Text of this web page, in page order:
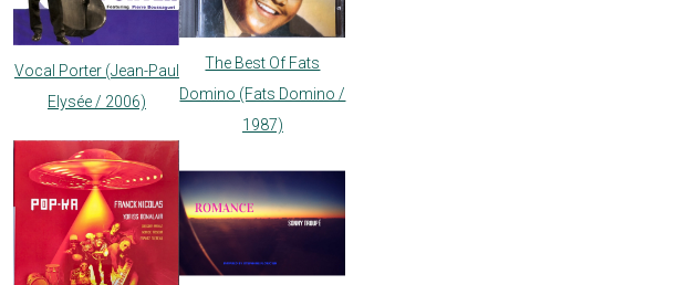
Vocal Porter (Jean-Paul
Elysée / 2006)
The Best Of Fats
Domino (Fats Domino /
1987)